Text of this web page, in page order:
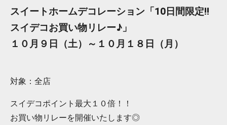
スイートホームデコレーション「10日間限定!!
スイデコお買い物リレー♪」
１０月９日（土）～１０月１８日（月）
対象：全店
スイデコポイント最大１０倍！！
お買い物リレーを開催いたします◎